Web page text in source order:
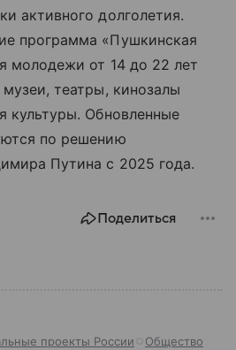
активного долголетия.
программа «Пушкинская
молодежи от 14 до 22 лет
театры, кинозалы
культуры. Обновленные
по решению
Путина с 2025 года.
Поделиться
проекты России Общество